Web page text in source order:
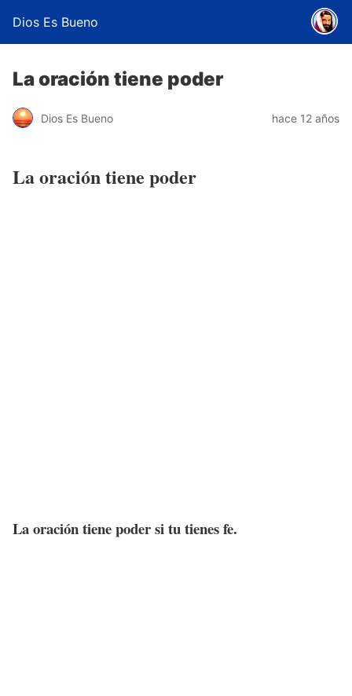
Dios Es Bueno
La oración tiene poder
Dios Es Bueno hace 12 años
La oración tiene poder
La oración tiene poder si tu tienes fe.